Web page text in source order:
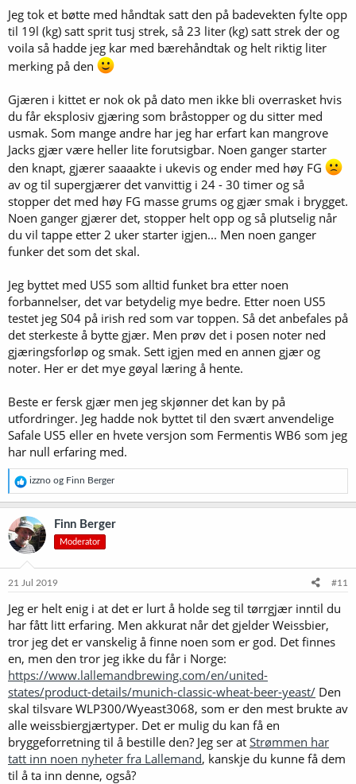
Ok, da har jeg en plan... Jeg bytter ut gjær/dekstrose da jeg ikke vil
ha en bitter "vinsmakende" hvete! Jeg skjønner også at jeg kan få
bruk for dextrosen senere så inget tapt.
da?
Kan man for eks blande Dextrose / Spraymalt ? Hvis jeg for eks nå
får en øl som jeg føler er for myk, kanskje neste gang kan jeg kjøre
50/50 dextrose/spraymalt etc?
Jeg tok et bøtte med håndtak satt den på badevekten fylte opp
til 19l (kg) satt sprit tusj strek, så 23 liter (kg) satt strek der og
voila så hadde jeg kar med bærehåndtak og helt riktig liter
merking på den
Gjæren i kittet er nok ok på dato men ikke bli overrasket hvis
du får eksplosiv gjæring som bråstopper og du sitter med
usmak. Som mange andre har jeg har erfart kan mangrove
Jacks gjær være heller lite forutsigbar. Noen ganger starter
den knapt, gjærer saaaakte i ukevis og ender med høy FG
av og til supergjærer det vanvittig i 24 - 30 timer og så
stopper det med høy FG masse grums og gjær smak i brygget.
Noen ganger gjærer det, stopper helt opp og så plutselig når
du vil tappe etter 2 uker starter igjen... Men noen ganger
funker det som det skal.
Jeg byttet med US5 som alltid funket bra etter noen
forbannelser, det var betydelig mye bedre. Etter noen US5
testet jeg S04 på irish red som var toppen. Så det anbefales på
det sterkeste å bytte gjær. Men prøv det i posen noter ned
gjæringsforløp og smak. Sett igjen med en annen gjær og
noter. Her er det mye gøyal læring å hente.
Beste er fersk gjær men jeg skjønner det kan by på
utfordringer. Jeg hadde nok byttet til den svært anvendelige
Safale US5 eller en hvete versjon som Fermentis WB6 som jeg
har null erfaring med.
R
e
a
k
s
j
o
e
:
izzno og Finn Berger
Finn Berger
Moderator
21 Jul 2019 #11
Jeg er helt enig i at det er lurt å holde seg til tørrgjær inntil du
har fått litt erfaring. Men akkurat når det gjelder Weissbier,
tror jeg det er vanskelig å finne noen som er god. Det finnes
en, men den tror jeg ikke du får i Norge:
https://www.lallemandbrewing.com/en/united-
states/product-details/munich-classic-wheat-beer-yeast/ Den
skal tilsvare WLP300/Wyeast3068, som er den mest brukte av
alle weissbiergjærtyper. Det er mulig du kan få en
bryggeforretning til å bestille den? Jeg ser at Strømmen har
tatt inn noen nyheter fra Lallemand, kanskje du kunne få dem
til å ta inn denne, også?